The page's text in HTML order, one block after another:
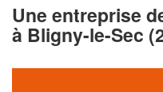
Une entreprise
à Bligny-le-Sec
vos